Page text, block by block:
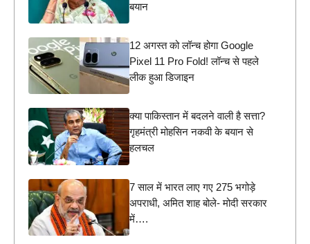
बयान
12 अगस्त को लॉन्च होगा Google
Pixel 11 Pro Fold! लॉन्च से पहले
लीक हुआ डिजाइन
क्या पाकिस्तान में बदलने वाली है सत्ता?
गृहमंत्री मोहसिन नकवी के बयान से
हलचल
7 साल में भारत लाए गए 275 भगोड़े
अपराधी, अमित शाह बोले- मोदी सरकार
में….